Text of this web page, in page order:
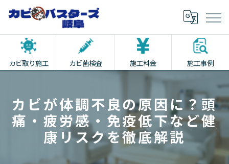
カビ取り施工 カビ菌検査 施工料金 施工事例
カビが体調不良の原因に？頭
痛・疲労感・免疫低下など健
康リスクを徹底解説